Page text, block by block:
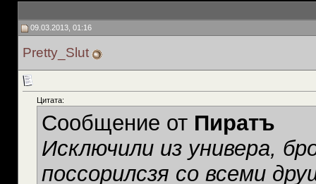
09.03.2013, 01:16
Pretty_Slut
Цитата:
Сообщение от Пиратъ
Исключили из универа,
поссорилсзя со всеми